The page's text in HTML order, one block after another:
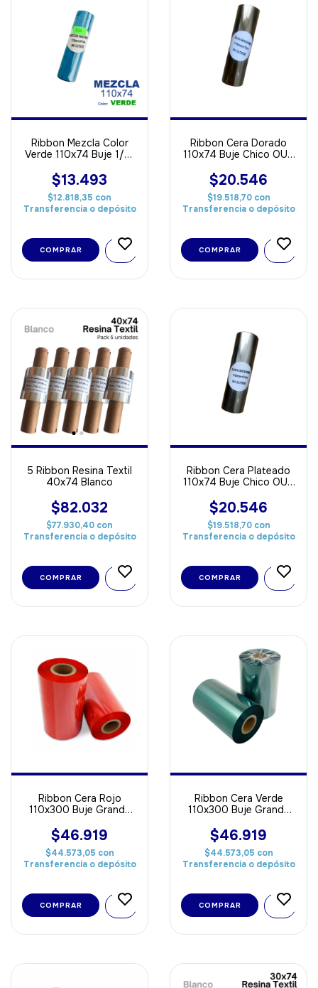
Ribbon Mezcla Color
Verde 110x74 Buje 1/2"
$13.493
$12.818,35 con
Transferencia o depósito
Ribbon Cera Dorado
110x74 Buje Chico OUT
$20.546
$19.518,70 con
Transferencia o depósito
5 Ribbon Resina Textil
40x74 Blanco
$82.032
$77.930,40 con
Transferencia o depósito
Ribbon Cera Plateado
110x74 Buje Chico OUT
$20.546
$19.518,70 con
Transferencia o depósito
Ribbon Cera Rojo
110x300 Buje Grande
$46.919
$44.573,05 con
Transferencia o depósito
COMPRAR
Ribbon Cera Verde
110x300 Buje Grande
$46.919
$44.573,05 con
Transferencia o depósito
COMPRAR